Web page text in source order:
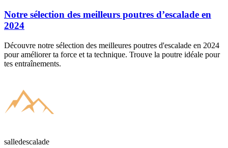
Notre sélection des meilleurs poutres d’escalade en
2024
Découvre notre sélection des meilleures poutres d'escalade en 2024
pour améliorer ta force et ta technique. Trouve la poutre idéale pour
tes entraînements.
salledescalade